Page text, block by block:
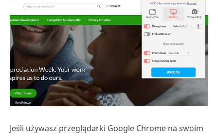
Jeśli używasz przeglądarki Google Chrome na swoim